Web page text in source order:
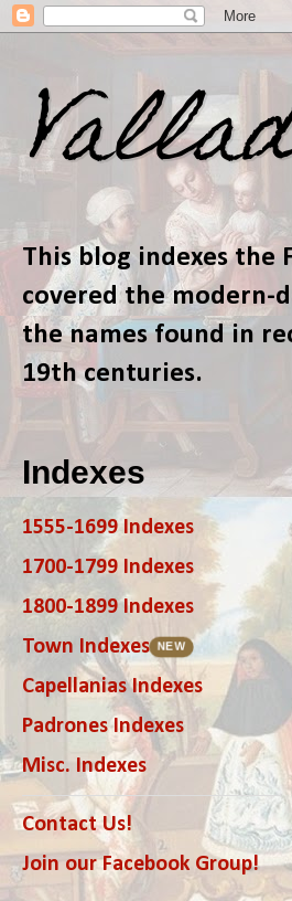
This blog indexes
covered the modern-
the names found in
19th centuries.
Indexes
1555-1699 Indexes
1700-1799 Indexes
1800-1899 Indexes
Town Indexes
NEW
Capellanias Indexes
Padrones Indexes
Misc. Indexes
Contact Us!
Join our Facebook Group!